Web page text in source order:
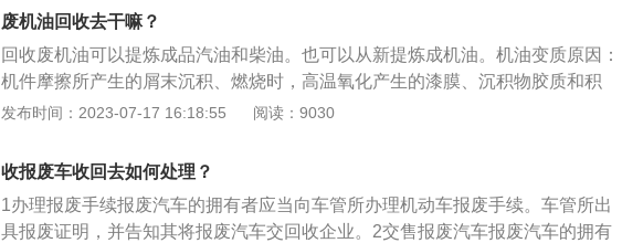
烧掉，比如说，用在烧锅炉里面，或者烧陶瓷。10、废机油可以用来驱赶蚂蚁有
一部分地方的人养蜂，会把蜂箱放在石块上面，非常接近地面，这样就很容易招
引来一些蚂蚁。而将废机油刷在蜂箱的底部，蚂蚁闻到废机油的味道后，就不会
继续靠近，而且还有防腐防潮的作用，当然，对蜜蜂是没有影响的。
车管总所申请办理机动车注销证明，需提交的资料有：1、车辆所有人身份证明
原件（非本人办理的需同时提供委托人身份证明原件及委托书原件，外地人员需
同时出具暂住证原件）；2、外省市报废汽车回收证明原件。
废机油回收去干嘛？
回收废机油可以提炼成品汽油和柴油。也可以从新提炼成机油。机油变质原因：
机件摩擦所产生的屑末沉积、燃烧时，高温氧化产生的漆膜、沉积物胶质和积
碳、外界侵入机油的灰尘、燃烧时生成的酸性物质、曲轴箱通风装置阻塞，机油
不断地在发动机内循环流动，对各运动摩擦表面进行强制润滑，并从各摩擦表面
带走磨屑和摩擦热，由于有效地向缸壁飞溅，保证了活塞环和缸壁在高温高压下
的密封性和润滑作用。
发布时间：2023-07-17 16:18:55 阅读：9030
收报废车收回去如何处理？
1办理报废手续报废汽车的拥有者应当向车管所办理机动车报废手续。车管所出
具报废证明，并告知其将报废汽车交回收企业。2交售报废汽车报废汽车的拥有